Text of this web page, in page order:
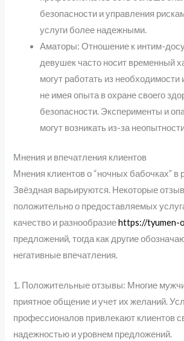
безопасности и управления
услуги более надежными.
Аматоры: Отношение к интим-
девушек часто носит временный
могут работать из необходимости
не имея опыта в охране своего
безопасности. Эксперименты и
могут возникать из-за
Мнения и впечатления клиентов
Мнения клиентов о “ночных бабочках” в
Звёздная варьируются. Некоторые
положительно о предоставляемых
качество и разнообразиеhttps://tyumen-
предложений, тогда как другие
негативные впечатления.
1. Положительные отзывы: Многие
приятное общение и учет их желаний.
профессионалов привлекают клиентов
надежностью и уровнем предложений.